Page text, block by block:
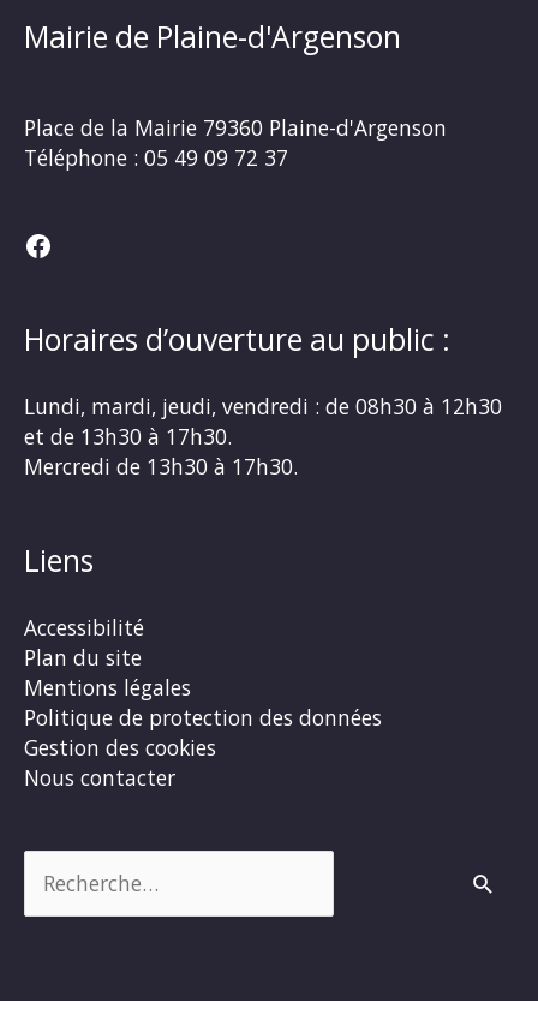
Mairie de Plaine-d'Argenson
Place de la Mairie 79360 Plaine-d'Argenson
Téléphone : 05 49 09 72 37
Facebook
Horaires d’ouverture au public :
Lundi, mardi, jeudi, vendredi : de 08h30 à 12h30
et de 13h30 à 17h30.
Mercredi de 13h30 à 17h30.
Liens
Accessibilité
Plan du site
Mentions légales
Politique de protection des données
Gestion des cookies
Nous contacter